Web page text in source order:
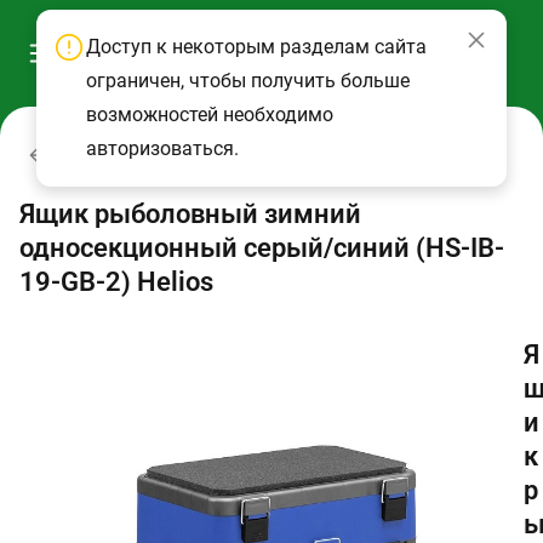
Ящики рыболовные и аксессуары
Ящик рыболовный зимний
односекционный серый/синий (HS-IB-
19-GB-2) Helios
Я
и
к
р
Доступ к некоторым разделам сайта
ограничен, чтобы получить больше
возможностей необходимо
авторизоваться.